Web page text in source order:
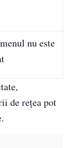
nu este
de rețea pot